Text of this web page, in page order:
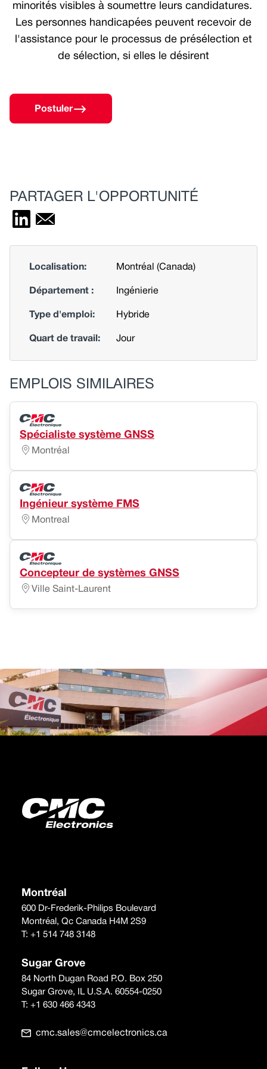
minorités visibles à soumettre leurs candidatures.
Les personnes handicapées peuvent recevoir de
l'assistance pour le processus de présélection et
de sélection, si elles le désirent
Postuler
PARTAGER L'OPPORTUNITÉ
Localisation: Montréal (Canada)
Département : Ingénierie
Type d'emploi: Hybride
Quart de travail: Jour
EMPLOIS SIMILAIRES
Spécialiste système GNSS
Montréal
Ingénieur système FMS
Montreal
Concepteur de systèmes GNSS
Ville Saint-Laurent
Montréal
600 Dr-Frederik-Philips Boulevard
Montréal, Qc Canada H4M 2S9
T: +1 514 748 3148
Sugar Grove
84 North Dugan Road P.O. Box 250
Sugar Grove, IL U.S.A. 60554-0250
T: +1 630 466 4343
cmc.sales@cmcelectronics.ca